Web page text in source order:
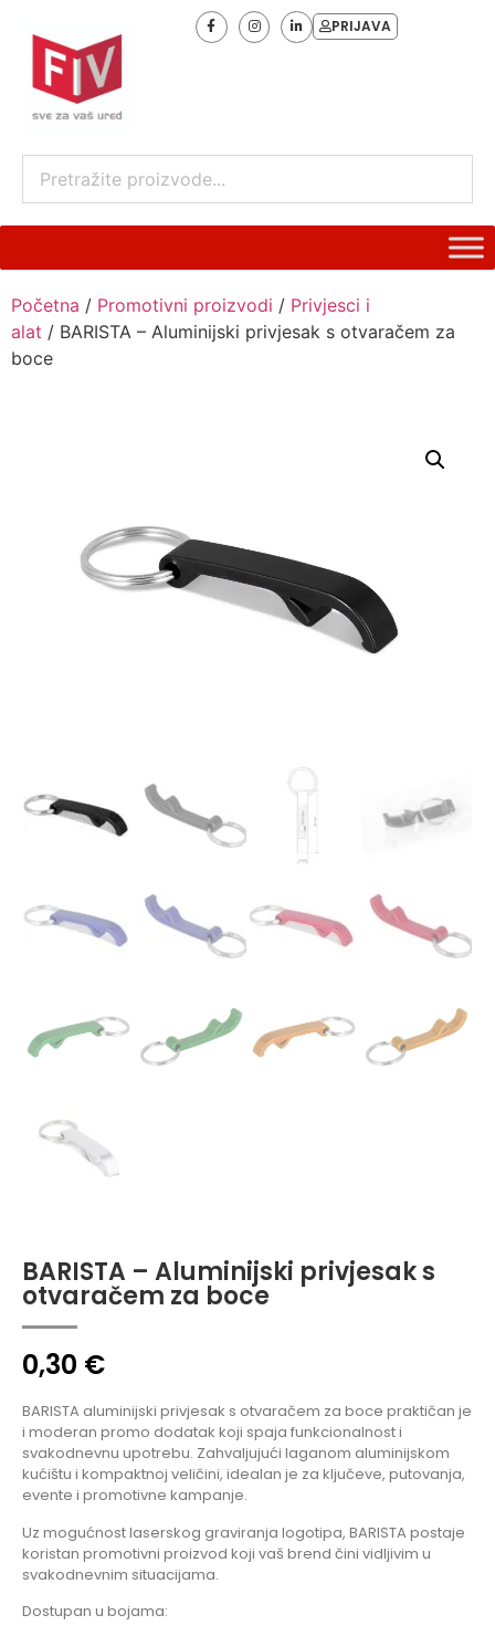
PRIJAVA
Početna / Promotivni proizvodi / Privjesci i
alat / BARISTA – Aluminijski privjesak s otvaračem za
boce
BARISTA – Aluminijski privjesak s
otvaračem za boce
0,30 €
BARISTA aluminijski privjesak s otvaračem za boce praktičan je
i moderan promo dodatak koji spaja funkcionalnost i
svakodnevnu upotrebu. Zahvaljujući laganom aluminijskom
kućištu i kompaktnoj veličini, idealan je za ključeve, putovanja,
evente i promotivne kampanje.
Uz mogućnost laserskog graviranja logotipa, BARISTA postaje
koristan promotivni proizvod koji vaš brend čini vidljivim u
svakodnevnim situacijama.
Dostupan u bojama: